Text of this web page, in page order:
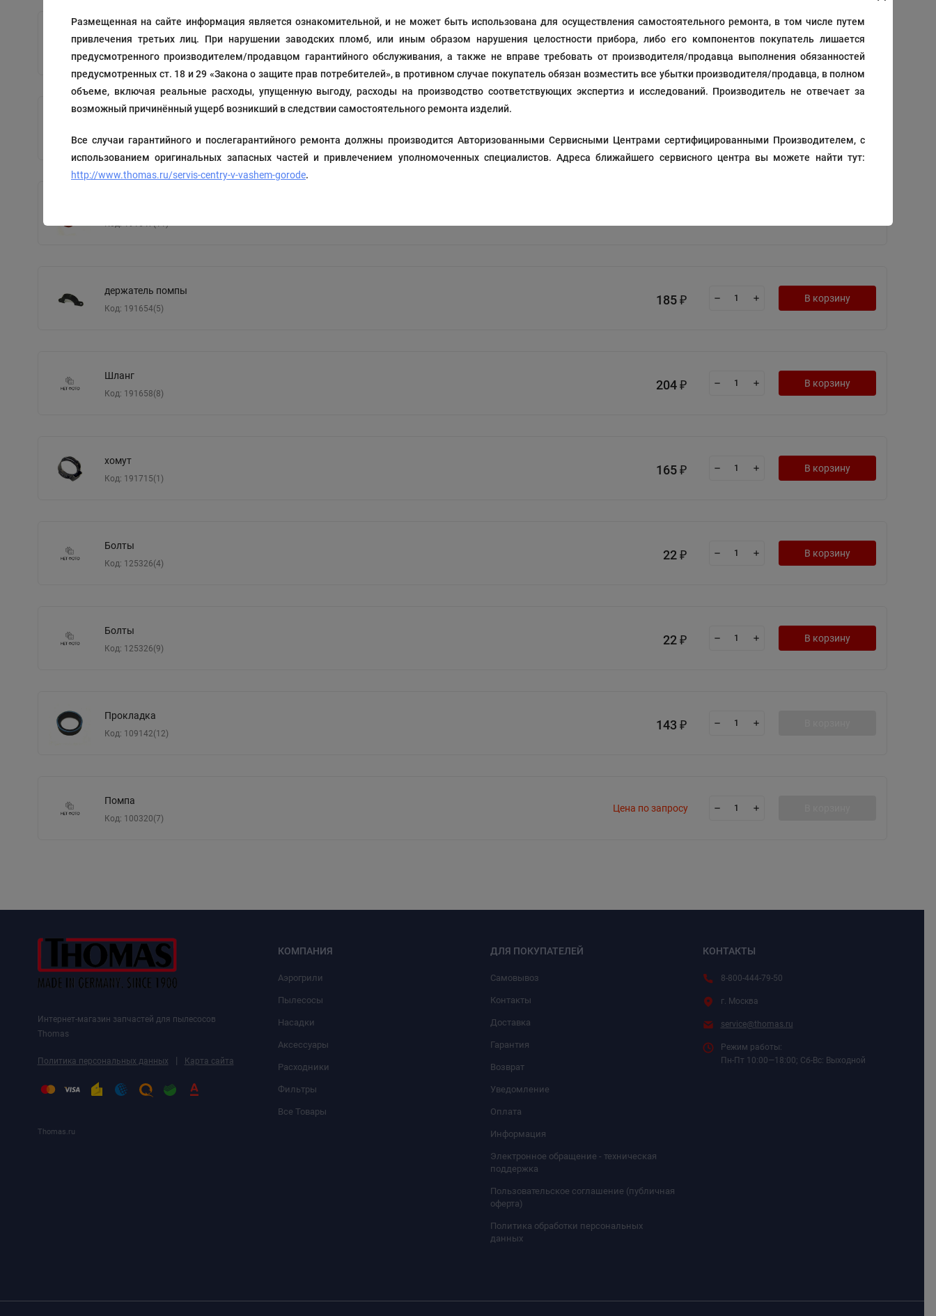
Размещенная на сайте информация является ознакомительной, и не может быть использована для осуществления самостоятельного ремонта, в том числе путем
привлечения третьих лиц. При нарушении заводских пломб, или иным образом нарушения целостности прибора, либо его компонентов покупатель лишается
предусмотренного производителем/продавцом гарантийного обслуживания, а также не вправе требовать от производителя/продавца выполнения обязанностей
предусмотренных ст. 18 и 29 «Закона о защите прав потребителей», в противном случае покупатель обязан возместить все убытки производителя/продавца, в полном
объеме, включая реальные расходы, упущенную выгоду, расходы на производство соответствующих экспертиз и исследований. Производитель не отвечает за
возможный причинённый ущерб возникший в следствии самостоятельного ремонта изделий.
Все случаи гарантийного и послегарантийного ремонта должны производится Авторизованными Сервисными Центрами сертифицированными Производителем, с
использованием оригинальных запасных частей и привлечением уполномоченных специалистов. Адреса ближайшего сервисного центра вы можете найти тут:
http://www.thomas.ru/servis-centry-v-vashem-gorode.
Штуцер
Код: 198066(3)
110 ₽ В корзину
Код: 191646(10)
Код: 191647(11)
держатель помпы
Код: 191654(5)
185 ₽ В корзину
Шланг
Код: 191658(8)
204 ₽ В корзину
хомут
Код: 191715(1)
165 ₽ В корзину
Болты
Код: 125326(4)
22 ₽ В корзину
Болты
Код: 125326(9)
22 ₽ В корзину
Прокладка
Код: 109142(12)
143 ₽
Помпа
Код: 100320(7)
Цена по запросу
Интернет-магазин запчастей для пылесосов
Thomas
Политика персональных данных | Карта сайта
Thomas.ru
КОМПАНИЯ
Аэрогрили
Пылесосы
Насадки
Аксессуары
Расходники
Фильтры
Все Товары
ДЛЯ ПОКУПАТЕЛЕЙ
Самовывоз
Контакты
Доставка
Гарантия
Возврат
Уведомление
Оплата
Информация
Электронное обращение - техническая
поддержка
Пользовательское соглашение (публичная
оферта)
Политика обработки персональных
данных
КОНТАКТЫ
8-800-444-79-50
г. Москва
service@thomas.ru
Режим работы:
Пн-Пт 10:00—18:00; Сб-Вс: Выходной